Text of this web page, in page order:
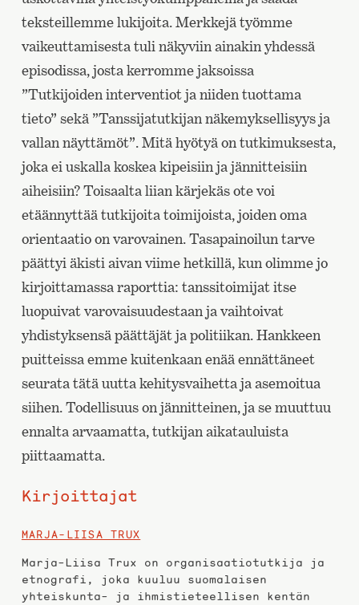
teksteillemme lukijoita. Merkkejä työmme
vaikeuttamisesta tuli näkyviin ainakin yhdessä
episodissa, josta kerromme jaksoissa
”Tutkijoiden interventiot ja niiden tuottama
tieto” sekä ”Tanssijatutkijan näkemyksellisyys ja
vallan näyttämöt”. Mitä hyötyä on tutkimuksesta,
joka ei uskalla koskea kipeisiin ja jännitteisiin
aiheisiin? Toisaalta liian kärjekäs ote voi
etäännyttää tutkijoita toimijoista, joiden oma
orientaatio on varovainen. Tasapainoilun tarve
päättyi äkisti aivan viime hetkillä, kun olimme jo
kirjoittamassa raporttia: tanssitoimijat itse
luopuivat varovaisuudestaan ja vaihtoivat
yhdistyksensä päättäjät ja politiikan. Hankkeen
puitteissa emme kuitenkaan enää ennättäneet
seurata tätä uutta kehitysvaihetta ja asemoitua
siihen. Todellisuus on jännitteinen, ja se muuttuu
ennalta arvaamatta, tutkijan aikatauluista
piittaamatta.
Kirjoittajat
MARJA-LIISA TRUX
Marja-Liisa Trux on organisaatiotutkija ja
etnografi, joka kuuluu suomalaisen
yhteiskunta- ja ihmistieteellisen kentän